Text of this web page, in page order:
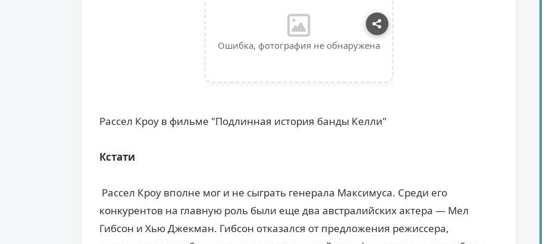
Ошибка, фотография не обнаружена
Рассел Кроу в фильме "Подлинная история банды Келли"
Кстати
Рассел Кроу вполне мог и не сыграть генерала Максимуса. Среди его
конкурентов на главную роль были еще два австралийских актера — Мел
Гибсон и Хью Джекман. Гибсон отказался от предложения режиссера,